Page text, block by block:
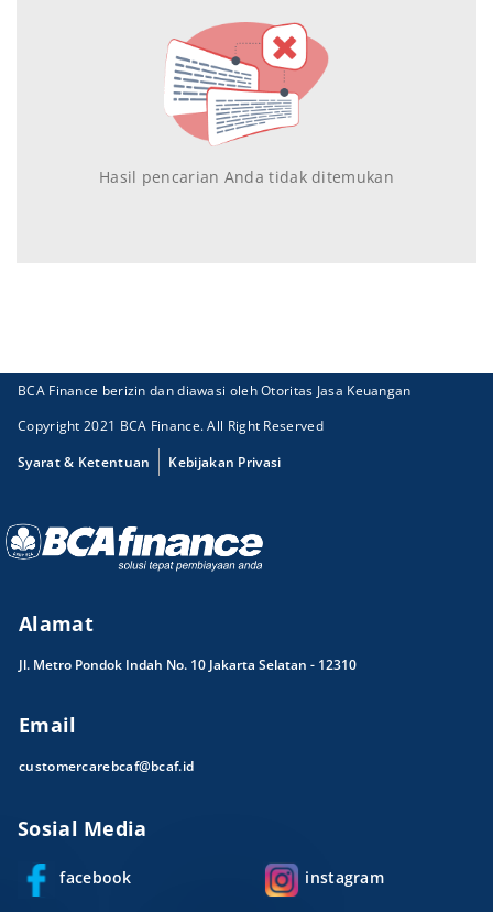
Hasil pencarian Anda tidak ditemukan
BCA Finance berizin dan diawasi oleh Otoritas Jasa Keuangan
Copyright 2021 BCA Finance. All Right Reserved
Syarat & Ketentuan
Kebijakan Privasi
Alamat
Jl. Metro Pondok Indah No. 10 Jakarta Selatan - 12310
Email
customercarebcaf@bcaf.id
Sosial Media
facebook instagram